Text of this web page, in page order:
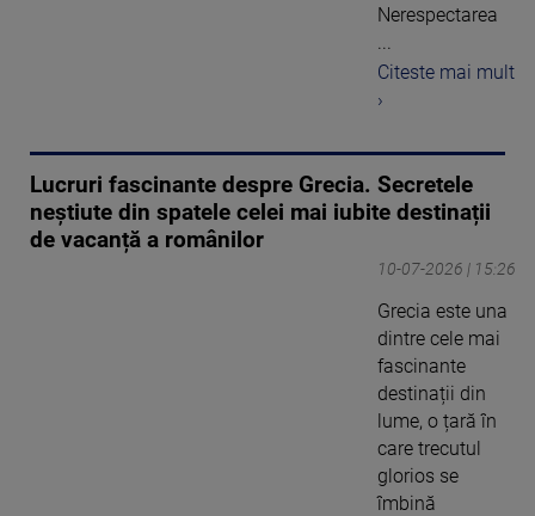
Nerespectarea
...
Citeste mai mult
›
Lucruri fascinante despre Grecia. Secretele
neștiute din spatele celei mai iubite destinații
de vacanță a românilor
10-07-2026 | 15:26
Grecia este una
dintre cele mai
fascinante
destinații din
lume, o țară în
care trecutul
glorios se
îmbină